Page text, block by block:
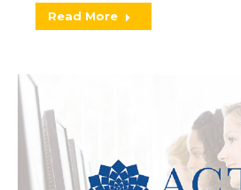
Read More